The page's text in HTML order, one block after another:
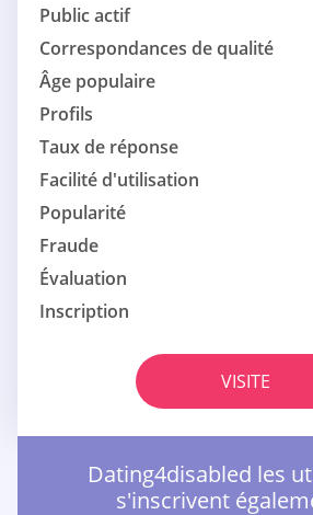
Public actif
Correspondances de qualité
Âge populaire
Profils
Taux de réponse
Facilité d'utilisation
Popularité
Fraude
Évaluation
Inscription
VISITE
Dating4disabled les
s'inscrivent